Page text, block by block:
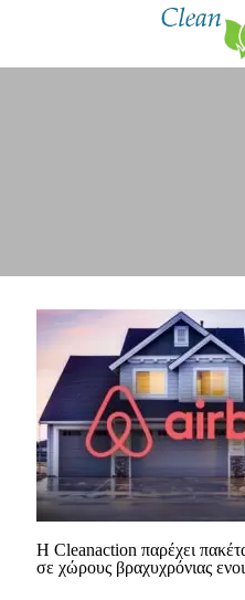
Η Cleanaction παρέχει
σε χώρους βραχυχρόνιας